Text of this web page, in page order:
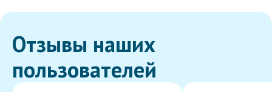
Отзывы наших
пользователей